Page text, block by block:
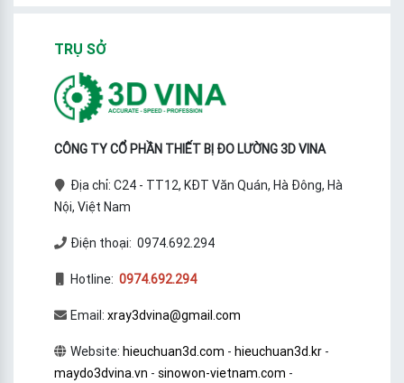
TRỤ SỞ
CÔNG TY CỔ PHẦN THIẾT BỊ ĐO LƯỜNG 3D VINA
Địa chỉ: C24 - TT12, KĐT Văn Quán, Hà Đông, Hà
Nội, Việt Nam
Điện thoại: 0974.692.294
Hotline: 0974.692.294
Email: xray3dvina@gmail.com
Website: hieuchuan3d.com - hieuchuan3d.kr-
maydo3dvina.vn - sinowon-vietnam.com -